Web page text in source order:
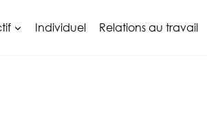
Individuel Relations au travail